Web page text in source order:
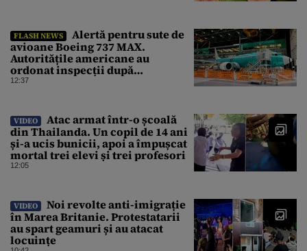
FLASH NEWS
Alertă pentru sute de
avioane Boeing 737 MAX.
Autoritățile americane au
ordonat inspecții după
descoperirea unor fisuri în
12:37
VIDEO
Atac armat într-o școală
din Thailanda. Un copil de 14 ani
și-a ucis bunicii, apoi a împușcat
mortal trei elevi și trei profesori
12:05
VIDEO
Noi revolte anti-imigrație
în Marea Britanie. Protestatarii
au spart geamuri și au atacat
locuințe